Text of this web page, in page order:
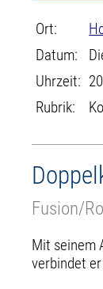
Ort:
Datum:
Uhrzeit:
Rubrik:
Fusion/
Mit seinem
verbindet